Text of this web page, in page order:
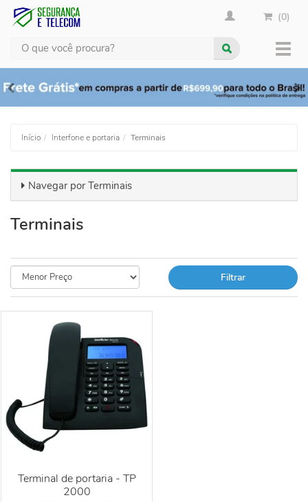
(0)
Busca
Início Interfone e portaria Terminais
Navegar porTerminais
Terminais
Filtrar
Terminal de portaria - TP
2000